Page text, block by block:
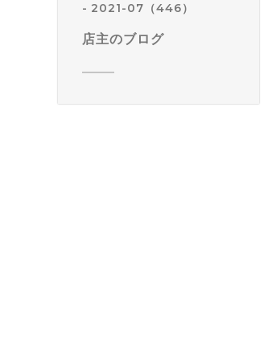
2021-07（446）
店主のブログ